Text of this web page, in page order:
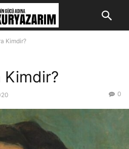
Kimdir?
Kimdir?
0